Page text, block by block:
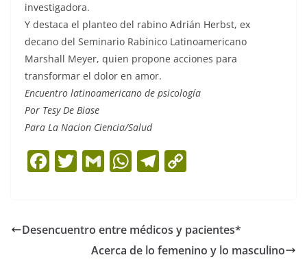
investigadora.
Y destaca el planteo del rabino Adrián Herbst, ex
decano del Seminario Rabínico Latinoamericano
Marshall Meyer, quien propone acciones para
transformar el dolor en amor.
Encuentro latinoamericano de psicología
Por Tesy De Biase
Para La Nacion Ciencia/Salud
F
e
T
er
G
l
W
s
A
T
gr
a
y
Li
Desencuentro entre médicos y pacientes*
Acerca de lo femenino y lo masculino